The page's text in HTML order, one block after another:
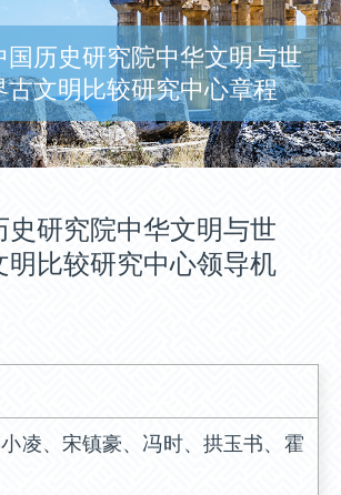
国历史研究院中华文明与世
古文明比较研究中心章程
史研究院中华文明与世
明比较研究中心领导机
凌、宋镇豪、冯时、拱玉书、霍